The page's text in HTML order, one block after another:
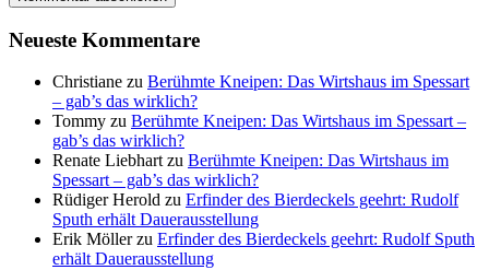
Neueste Kommentare
Christiane zu Berühmte Kneipen: Das Wirtshaus im Spessart
– gab’s das wirklich?
Tommy zu Berühmte Kneipen: Das Wirtshaus im Spessart –
gab’s das wirklich?
Renate Liebhartzu Berühmte Kneipen: Das Wirtshaus im
Spessart – gab’s das wirklich?
Rüdiger Herold zu Erfinder des Bierdeckels geehrt: Rudolf
Sputh erhält Dauerausstellung
Erik Möllerzu Erfinder des Bierdeckels geehrt: Rudolf Sputh
erhält Dauerausstellung